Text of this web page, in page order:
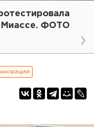
Миассе. ФОТО